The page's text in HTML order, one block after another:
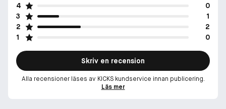
4
0
3
1
2
2
1
0
Skriv en recension
Alla recensioner läses av KICKS kundservice innan publicering.
Läs mer